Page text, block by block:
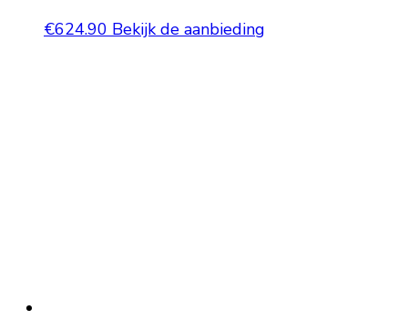
€624.90 Bekijk de aanbieding